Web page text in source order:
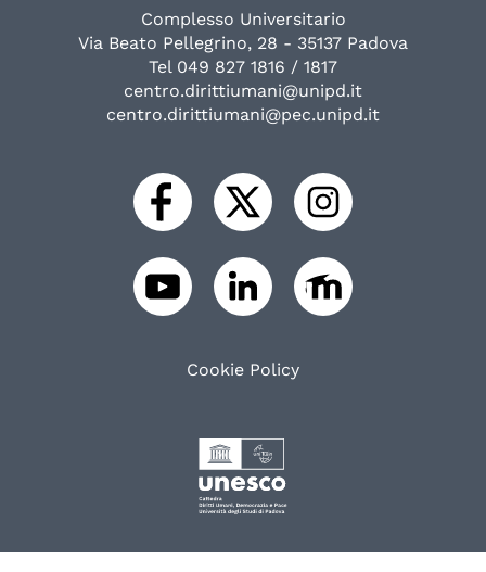
Complesso Universitario
Via Beato Pellegrino, 28 - 35137 Padova
Tel 049 827 1816 / 1817
centro.dirittiumani@unipd.it
centro.dirittiumani@pec.unipd.it
Cookie Policy